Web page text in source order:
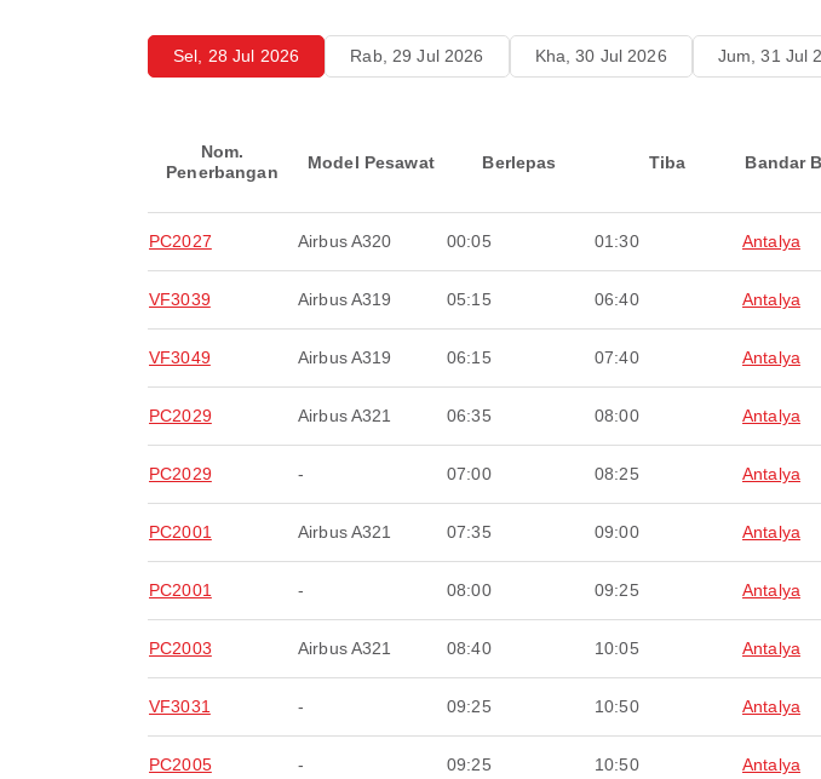
Sel, 28 Jul 2026 Rab, 29 Jul 2026 Kha, 30 Jul 2026 Jum, 31 Jul
Nom.
Penerbangan
Model Pesawat Berlepas Tiba Bandar
PC2027 Airbus A320 00:05 01:30 Antalya
VF3039 Airbus A319 05:15 06:40 Antalya
VF3049 Airbus A319 06:15 07:40 Antalya
PC2029 Airbus A321 06:35 08:00 Antalya
PC2029 - 07:00 08:25 Antalya
PC2001 Airbus A321 07:35 09:00 Antalya
PC2001 - 08:00 09:25 Antalya
PC2003 Airbus A321 08:40 10:05 Antalya
VF3031 - 09:25 10:50 Antalya
PC2005 - 09:25 10:50 Antalya